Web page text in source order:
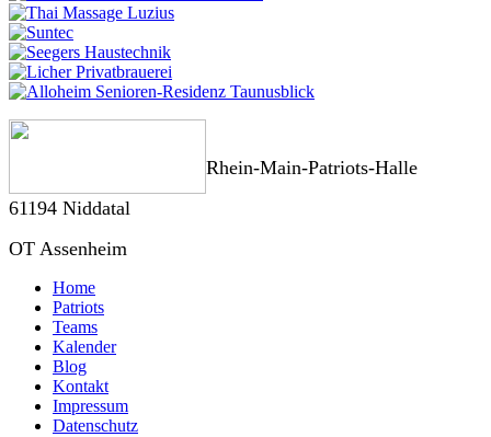
Rhein-Main-Patriots-Halle
61194 Niddatal
OT Assenheim
Home
Patriots
Teams
Kalender
Blog
Kontakt
Impressum
Datenschutz